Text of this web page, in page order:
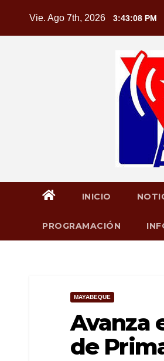
Vie. Ago 7th, 2026 3:43:09 PM
INICIO
PROGRAMACIÓN
MAYABEQUE
Avanza
de